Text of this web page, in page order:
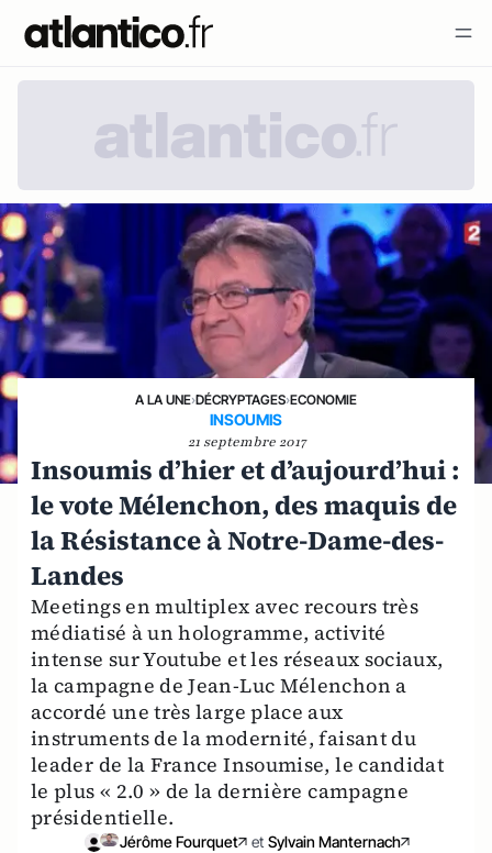
A LA UNE›DÉCRYPTAGES›ECONOMIE
INSOUMIS
21 septembre 2017
Insoumis d’hier et d’aujourd’hui :
le vote Mélenchon, des maquis de
la Résistance à Notre-Dame-des-
Landes
Meetings en multiplex avec recours très
médiatisé à un hologramme, activité
intense sur Youtube et les réseaux sociaux,
la campagne de Jean-Luc Mélenchon a
accordé une très large place aux
instruments de la modernité, faisant du
leader de la France Insoumise, le candidat
le plus « 2.0 » de la dernière campagne
présidentielle.
Jérôme Fourquet et Sylvain Manternach